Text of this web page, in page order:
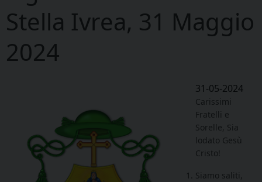
Stella Ivrea, 31 Maggio
2024
31-05-2024
Carissimi
Fratelli e
Sorelle, Sia
lodato Gesù
Cristo!
Siamo saliti,